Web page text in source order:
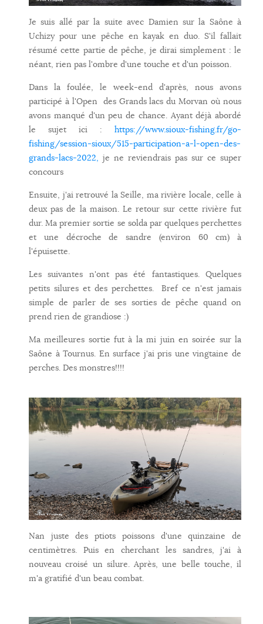
Je suis allé par la suite avec Damien sur la Saône à
Uchizy pour une pêche en kayak en duo. S'il fallait
résumé cette partie de pêche, je dirai simplement : le
néant, rien pas l'ombre d'une touche et d'un poisson.
Dans la foulée, le week-end d'après, nous avons
participé à l'Open des Grands lacs du Morvan où nous
avons manqué d'un peu de chance. Ayant déjà abordé
le sujet ici : https://www.sioux-fishing.fr/go-
fishing/session-sioux/515-participation-a-l-open-des-
grands-lacs-2022, je ne reviendrais pas sur ce super
concours
Ensuite, j'ai retrouvé la Seille, ma rivière locale, celle à
deux pas de la maison. Le retour sur cette rivière fut
dur. Ma premier sortie se solda par quelques perchettes
et une décroche de sandre (environ 60 cm) à
l'épuisette.
Les suivantes n'ont pas été fantastiques. Quelques
petits silures et des perchettes. Bref ce n'est jamais
simple de parler de ses sorties de pêche quand on
prend rien de grandiose :)
Ma meilleures sortie fut à la mi juin en soirée sur la
Saône à Tournus. En surface j'ai pris une vingtaine de
perches. Des monstres!!!!
Nan juste des ptiots poissons d'une quinzaine de
centimètres. Puis en cherchant les sandres, j'ai à
nouveau croisé un silure. Après, une belle touche, il
m'a gratifié d'un beau combat.